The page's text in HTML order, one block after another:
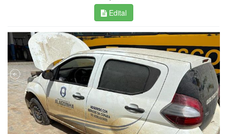
Edital